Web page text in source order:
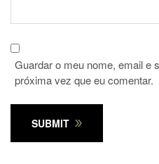
Guardar o meu nome, email e
próxima vez que eu comentar.
SUBMIT